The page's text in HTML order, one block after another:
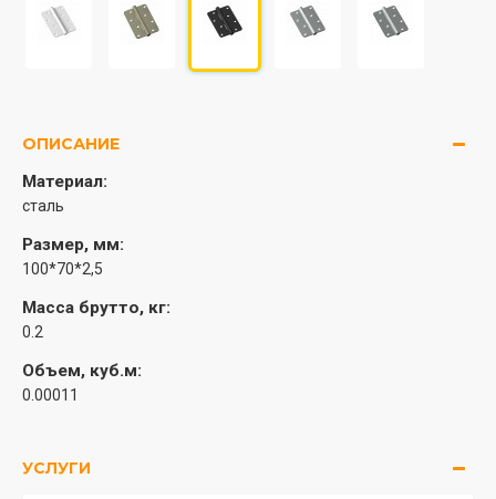
ОПИСАНИЕ
Материал:
сталь
Размер, мм:
100*70*2,5
Масса брутто, кг:
0.2
Объем, куб.м:
0.00011
УСЛУГИ